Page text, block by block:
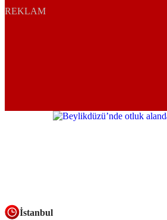
REKLAM
İstanbul